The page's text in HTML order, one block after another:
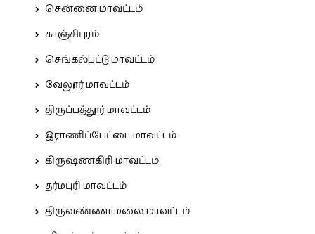
சென்னை மாவட்டம்
காஞ்சிபுரம்
செங்கல்பட்டு மாவட்டம்
வேலூர் மாவட்டம்
திருப்பத்தூர் மாவட்டம்
இராணிப்பேட்டை மாவட்டம்
கிருஷ்ணகிரி மாவட்டம்
தர்மபுரி மாவட்டம்
திருவண்ணாமலை மாவட்டம்